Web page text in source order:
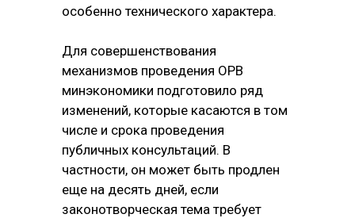
особенно технического характера.
Для совершенствования
механизмов проведения ОРВ
минэкономики подготовило ряд
изменений, которые касаются в том
числе и срока проведения
публичных консультаций. В
частности, он может быть продлен
еще на десять дней, если
законотворческая тема требует